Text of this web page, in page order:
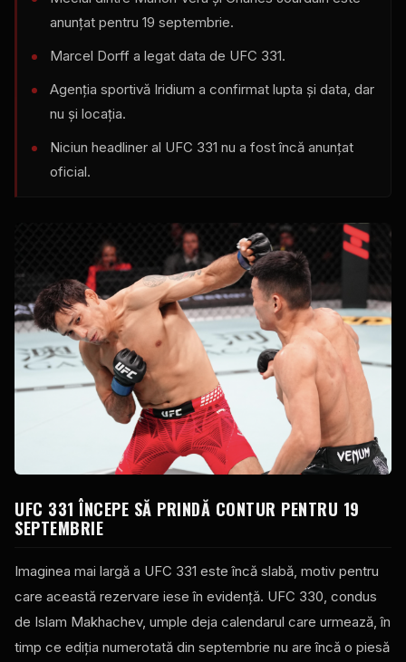
anunțat pentru 19 septembrie.
Marcel Dorff a legat data de UFC 331.
Agenția sportivă Iridium a confirmat lupta și data, dar
nu și locația.
Niciun headliner al UFC 331 nu a fost încă anunțat
oficial.
UFC 331 ÎNCEPE SĂ PRINDĂ CONTUR PENTRU 19
SEPTEMBRIE
Imaginea mai largă a UFC 331 este încă slabă, motiv pentru
care această rezervare iese în evidență. UFC 330, condus
de Islam Makhachev, umple deja calendarul care urmează, în
timp ce ediția numerotată din septembrie nu are încă o piesă